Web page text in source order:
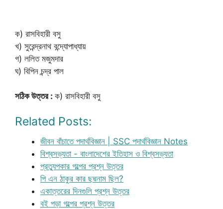
ক) রাসবিহারী বসু
খ) সুরেন্দ্রনাথ বন্দ্যোপাধ্যায়
গ) ললিত মজুমদার
ঘ) বিপিন চন্দ্র পাল
সঠিক উত্তর : ক) রাসবিহারী বসু
Related Posts:
জীবন বাঁচাতে পদার্থবিজ্ঞান | SSC পদার্থবিজ্ঞান Notes
বিশ্বসভ্যতা - বাংলাদেশের ইতিহাস ও বিশ্বসভ্যতা
প্রত্যুপকার গল্পের প্রশ্ন উত্তর
পি এন ঠাকুর কার ছদ্মনাম ছিল?
একাত্তরের দিনগুলি প্রশ্ন উত্তর
বই পড়া গল্পের প্রশ্ন উত্তর